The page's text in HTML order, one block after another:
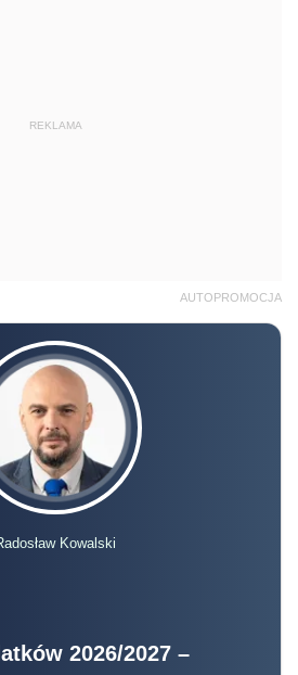
REKLAMA
AUTOPROMOCJA
Kowalski
2026/2027 –